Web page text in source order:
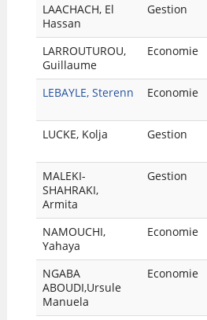
LAACHACH, El
Hassan
Gestion
LARROUTUROU,
Guillaume
Economie
LEBAYLE, Sterenn Economie
LUCKE, Kolja Gestion
MALEKI-
SHAHRAKI,
Armita
Gestion
NAMOUCHI,
Yahaya
Economie
NGABA
ABOUDI,Ursule
Manuela
Economie